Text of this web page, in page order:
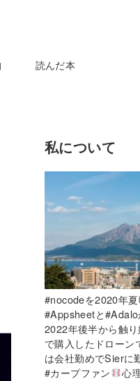
読んだ本
私について
#nocodeを2020年夏
#Appsheetと
2022年後半から触
で購入したドローン
は会社勤めでSierに
#カープファン
心